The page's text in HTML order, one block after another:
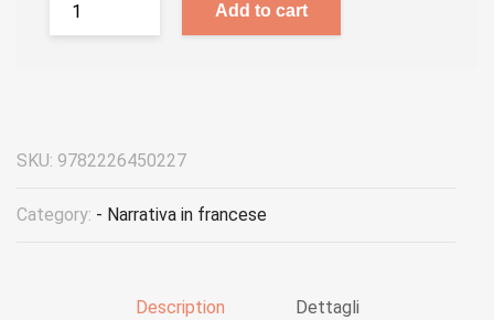
Add to cart
SKU: 9782226450227
Category: - Narrativa in francese
Description Dettagli